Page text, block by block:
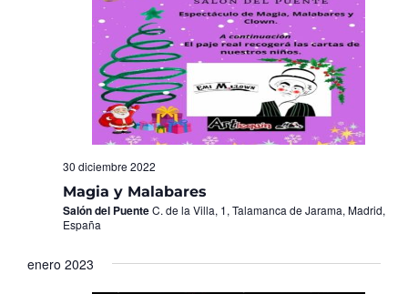
Magia y Malabares
30 diciembre 2022
Salón del PuenteC. de la Villa, 1, Talamanca de Jarama, Madrid,
España
enero 2023